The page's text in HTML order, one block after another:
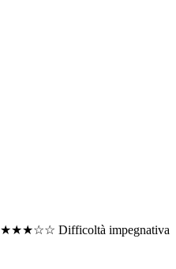
★★★☆☆ Difficoltà impegnativa